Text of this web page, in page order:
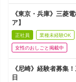
《東京・兵庫》三菱
ア】
正社員 業種未経験OK
女性のおしごと掲載中
《尼崎》経験者募集
日